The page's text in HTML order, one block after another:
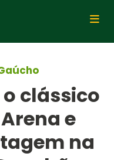
clássico
e
na